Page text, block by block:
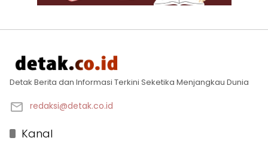
Detak Berita dan Informasi Terkini Seketika Menjangkau Dunia
redaksi@detak.co.id
Kanal